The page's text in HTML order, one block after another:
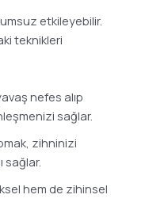
etkileyebilir.
teknikleri
nefes alıp
sağlar.
zihninizi
sağlar.
hem de zihinsel